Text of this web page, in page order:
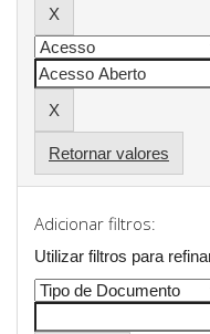
Retornar valores
Adicionar filtros:
Utilizar filtros para